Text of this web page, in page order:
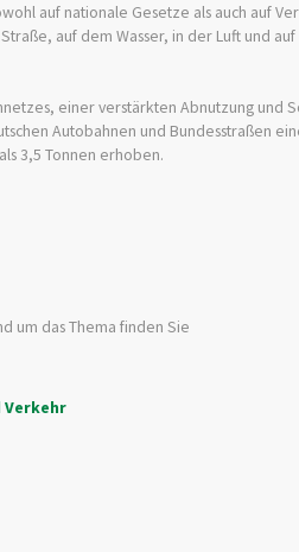
auf nationale Gesetze als auch auf
auf dem Wasser, in der Luft und
einer verstärkten Abnutzung und
Autobahnen und Bundesstraßen
3,5 Tonnen erhoben.
um das Thema finden Sie